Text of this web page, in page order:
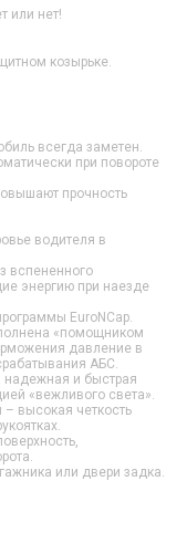
или нет!
козырьке.
всегда заметен.
при повороте
прочность
водителя в
вспененного
энергию при наезде
EuroNCap.
«помощником
давление в
АБС.
надежная и быстрая
«вежливого света».
высокая четкость
или двери задка.